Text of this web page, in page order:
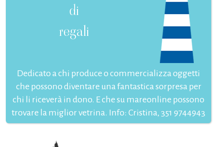
di
regali
Dedicato a chi produce o commercializza oggetti
che possono diventare una fantastica sorpresa per
chi li riceverà in dono. E che su mareonline possono
trovare la miglior vetrina. Info: Cristina, 351 9744943